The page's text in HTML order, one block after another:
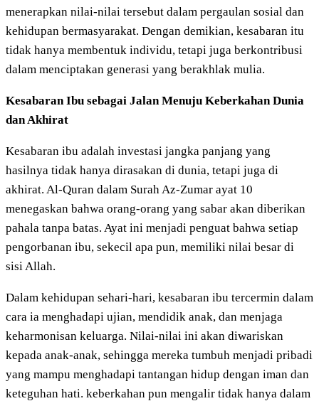
menerapkan nilai-nilai tersebut dalam pergaulan sosial dan
kehidupan bermasyarakat. Dengan demikian, kesabaran itu
tidak hanya membentuk individu, tetapi juga berkontribusi
dalam menciptakan generasi yang berakhlak mulia.
Kesabaran Ibu sebagai Jalan Menuju Keberkahan Dunia
dan Akhirat
Kesabaran ibu adalah investasi jangka panjang yang
hasilnya tidak hanya dirasakan di dunia, tetapi juga di
akhirat. Al-Quran dalam Surah Az-Zumar ayat 10
menegaskan bahwa orang-orang yang sabar akan diberikan
pahala tanpa batas. Ayat ini menjadi penguat bahwa setiap
pengorbanan ibu, sekecil apa pun, memiliki nilai besar di
sisi Allah.
Dalam kehidupan sehari-hari, kesabaran ibu tercermin dalam
cara ia menghadapi ujian, mendidik anak, dan menjaga
keharmonisan keluarga. Nilai-nilai ini akan diwariskan
kepada anak-anak, sehingga mereka tumbuh menjadi pribadi
yang mampu menghadapi tantangan hidup dengan iman dan
keteguhan hati. keberkahan pun mengalir tidak hanya dalam